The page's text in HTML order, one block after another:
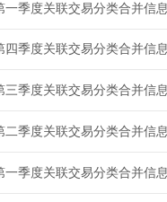
季度关联交易分类合并信
季度关联交易分类合并信
季度关联交易分类合并信
季度关联交易分类合并信
季度关联交易分类合并信